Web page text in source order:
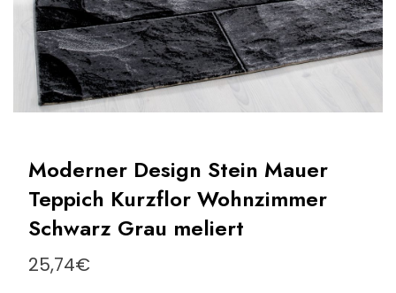
Moderner Design Stein Mauer
Teppich Kurzflor Wohnzimmer
Schwarz Grau meliert
25,74€